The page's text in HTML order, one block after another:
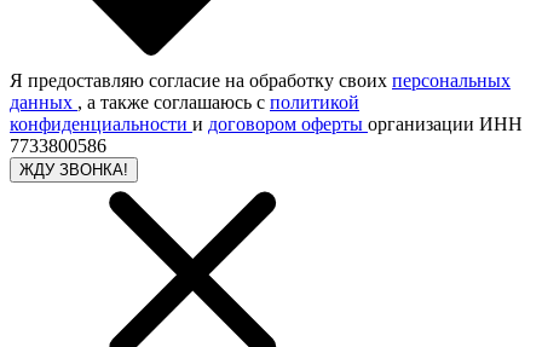
Я предоставляю согласие на обработку своих персональных
данных , а также соглашаюсь с политикой
конфиденциальности и договором оферты организации ИНН
7733800586
ЖДУ ЗВОНКА!